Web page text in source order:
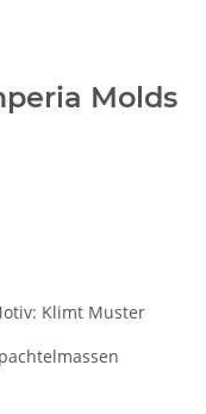
Molds
Klimt Muster